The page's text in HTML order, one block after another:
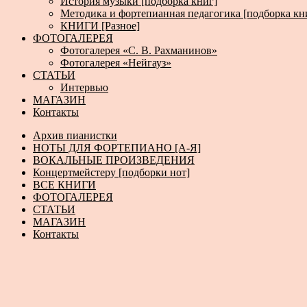
Методика и фортепианная педагогика [подборка
КНИГИ [Разное]
ФОТОГАЛЕРЕЯ
Фотогалерея «С. В. Рахманинов»
Фотогалерея «Нейгауз»
СТАТЬИ
Интервью
МАГАЗИН
Контакты
Архив пианистки
НОТЫ ДЛЯ ФОРТЕПИАНО [А-Я]
ВОКАЛЬНЫЕ ПРОИЗВЕДЕНИЯ
Концертмейстеру [подборки нот]
ВСЕ КНИГИ
ФОТОГАЛЕРЕЯ
СТАТЬИ
МАГАЗИН
Контакты